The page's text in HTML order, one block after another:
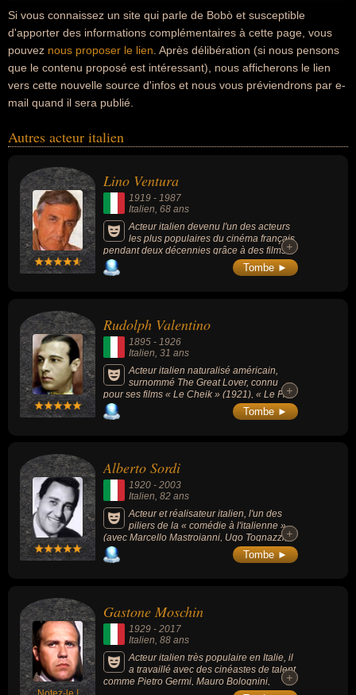
Si vous connaissez un site qui parle de Bobò et susceptible
d'apporter des informations complémentaires à cette page, vous
pouvez nous proposer le lien . Après délibération (si nous pensons
que le contenu proposé est intéressant), nous afficherons le lien
vers cette nouvelle source d'infos et nous vous préviendrons par e-
mail quand il sera publié.
Autres acteur italien
Lino Ventura
1919 - 1987
Italien, 68 ans
Acteur italien devenu l'un des acteurs
les plus populaires du cinéma français
pendant deux décennies grâce à des films
comme « Le Gorille vous salue bien »
(1958), « Le fauve est lâché » (1959), « Les
Ne nous fâchons pas » (1966), « Le Clan
des Siciliens » (1969), « L'Armée des
ombres » (1969), « L'aventure c'est
l'aventure » (1972), « La Gifle » (1974), «
Garde à vue » (1981), etc. Il fut le co-
fondateur (avec sa femme Odette) en 1966
de l'association Perce-Neige, destinée à
venir en aide aux personnes handicapées
mentales.
+
+
Tombe ►
Rudolph Valentino
1895 - 1926
Italien , 31 ans
Acteur italien naturalisé américain,
surnommé The Great Lover, connu
pour ses films « Le Cheik » (1921), « Le Fils
du Cheik » (1926) ou « Les Quatre Cavaliers
de l'Apocalypse » (1921).
+
+
Tombe ►
Alberto Sordi
1920 - 2003
Italien, 82 ans
Acteur et réalisateur italien, l'un des
piliers de la « comédie à l'italienne »
(avec Marcello Mastroianni, Ugo Tognazzi,
Nino Manfredi et Vittorio Gassman) et
l'archétype du Romain dans le cinéma
+
+
Tombe ►
Gastone Moschin
1929 - 2017
Italien , 88 ans
Acteur italien très populaire en Italie, il
a travaillé avec des cinéastes de talent
comme Pietro Germi, Mauro Bolognini,
+
+